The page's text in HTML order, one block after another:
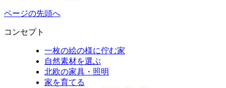
ページの先頭へ
コンセプト
一枚の絵の様に佇む家
自然素材を選ぶ
北欧の家具・照明
家を育てる